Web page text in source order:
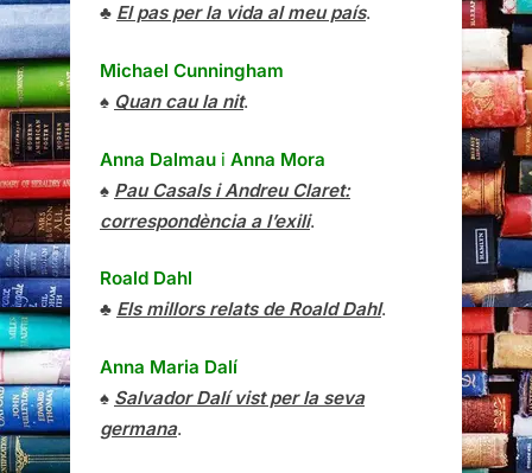
♣ El pas per la vida al meu país.
Michael Cunningham
♠ Quan cau la nit.
Anna Dalmau i Anna Mora
♠ Pau Casals i Andreu Claret:
correspondència a l’exili.
Roald Dahl
♣ Els millors relats de Roald Dahl.
Anna Maria Dalí
♠ Salvador Dalí vist per la seva
germana.